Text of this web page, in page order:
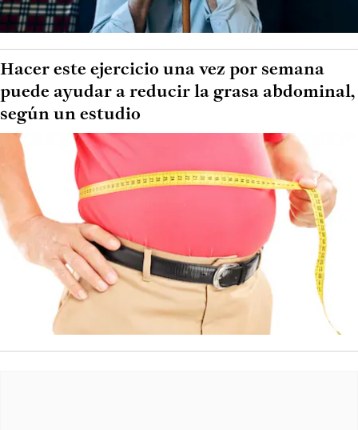
Hacer este ejercicio una vez por semana
puede ayudar a reducir la grasa abdominal,
según un estudio